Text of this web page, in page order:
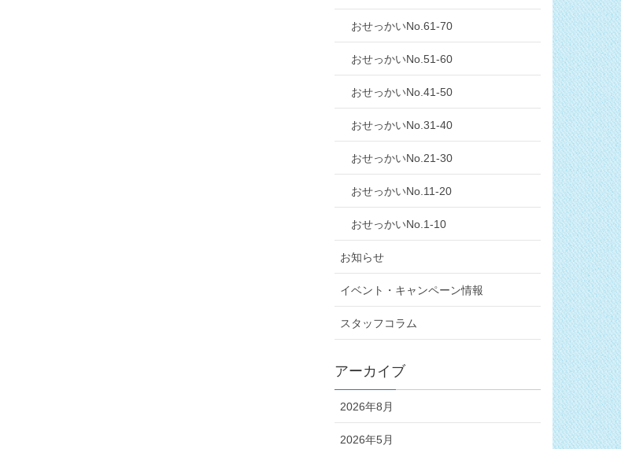
おせっかいNo.61-70
おせっかいNo.51-60
おせっかいNo.41-50
おせっかいNo.31-40
おせっかいNo.21-30
おせっかいNo.11-20
おせっかいNo.1-10
お知らせ
イベント・キャンペーン情報
スタッフコラム
アーカイブ
2026年8月
2026年5月